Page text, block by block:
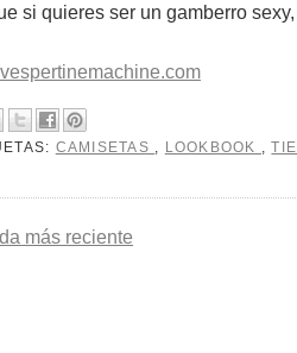
si quieres ser un gamberro
CAMISETAS , LOOKBOOK ,
más reciente